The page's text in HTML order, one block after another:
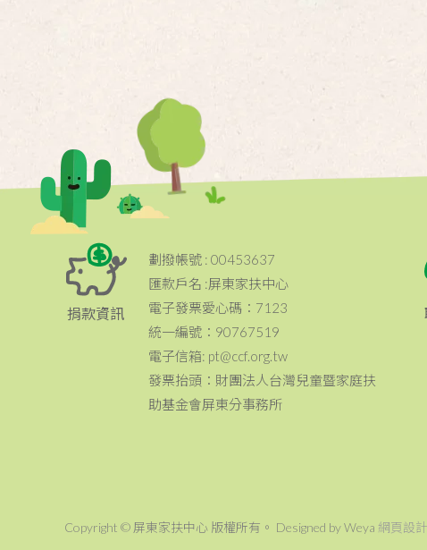
捐款資訊
劃撥帳號 : 00453637
匯款戶名 :屏東家扶中心
電子發票愛心碼：7123
統一編號：90767519
電子信箱: pt@ccf.org.tw
發票抬頭：財團法人台灣兒童暨家庭扶
助基金會屏東分事務所
Copyright © 屏東家扶中心 版權所有。 Designed by Weya 網頁設計